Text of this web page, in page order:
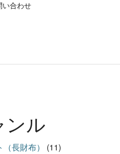
い合わせ
ンル
長財布）
(11)